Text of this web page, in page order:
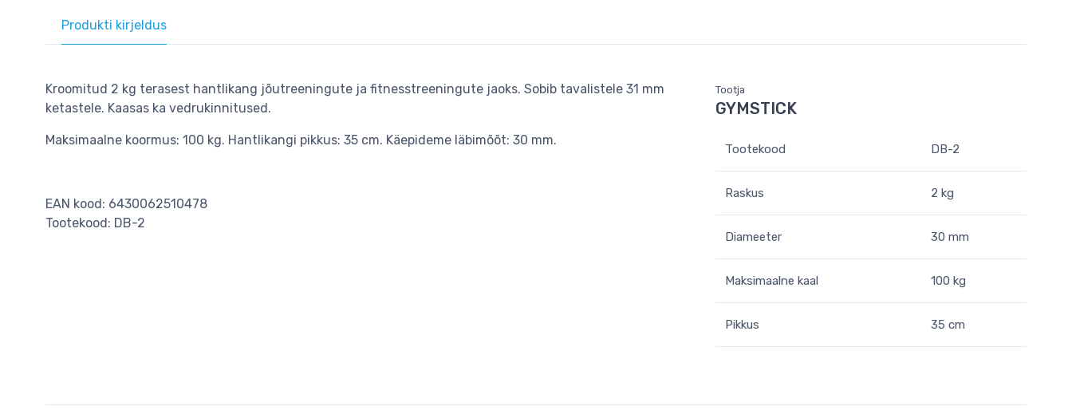
Produkti kirjeldus
Kroomitud 2 kg terasest hantlikang jõutreeningute ja fitnesstreeningute jaoks. Sobib tavalistele 31 mm
ketastele. Kaasas ka vedrukinnitused.
Maksimaalne koormus: 100 kg. Hantlikangi pikkus: 35 cm. Käepideme läbimõõt: 30 mm.
EAN kood: 6430062510478
Tootekood: DB-2
Tootja
GYMSTICK
Tootekood DB-2
Raskus 2 kg
Diameeter 30 mm
Maksimaalne kaal 100 kg
Pikkus 35 cm